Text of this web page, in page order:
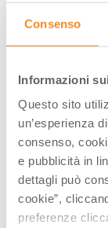
Consenso
Informazioni
Questo sito
un’esperienza
consenso,
e pubblicità in
dettagli può
cookie”,
preferenze